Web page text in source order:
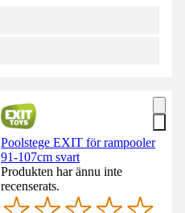
Poolstege EXIT för rampooler
91-107cm svart
Produkten har ännu inte
recenserats.